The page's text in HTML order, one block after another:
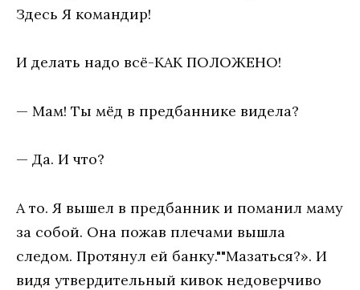
Здесь Я командир!
И делать надо всё-КАК ПОЛОЖЕНО!
— Мам! Ты мёд в предбаннике видела?
— Да. И что?
А то. Я вышел в предбанник и поманил маму
за собой. Она пожав плечами вышла
следом. Протянул ей банку.""Мазаться?». И
видя утвердительный кивок недоверчиво